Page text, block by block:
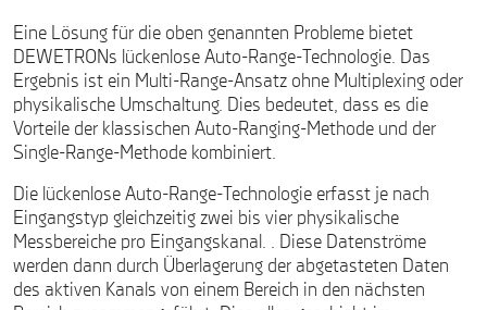
Eine Lösung für die oben genannten Probleme bietet
DEWETRONs lückenlose Auto-Range-Technologie. Das
Ergebnis ist ein Multi-Range-Ansatz ohne Multiplexing oder
physikalische Umschaltung. Dies bedeutet, dass es die
Vorteile der klassischen Auto-Ranging-Methode und der
Single-Range-Methode kombiniert.
Die lückenlose Auto-Range-Technologie erfasst je nach
Eingangstyp gleichzeitig zwei bis vier physikalische
Messbereiche pro Eingangskanal. . Diese Datenströme
werden dann durch Überlagerung der abgetasteten Daten
des aktiven Kanals von einem Bereich in den nächsten